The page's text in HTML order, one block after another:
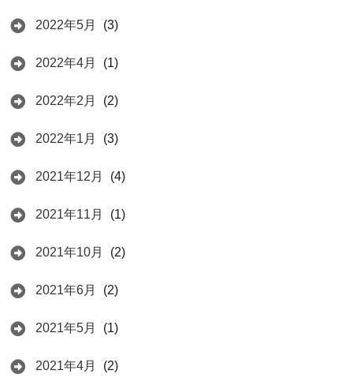
2022年5月 (3)
2022年4月 (1)
2022年2月 (2)
2022年1月 (3)
2021年12月 (4)
2021年11月 (1)
2021年10月 (2)
2021年6月 (2)
2021年5月 (1)
2021年4月 (2)